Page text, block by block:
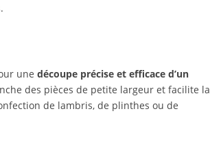
une découpe précise et efficace d’un
des pièces de petite largeur et facilite la
de lambris, de plinthes ou de